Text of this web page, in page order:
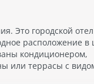
Это городской
расположение в
кондиционером,
или террасы с